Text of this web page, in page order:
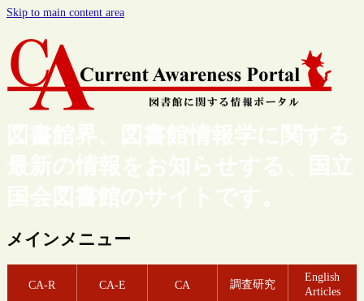
Skip to main content area
図書館界、図書館情報学に関する
最新の情報をお知らせする、国立
国会図書館のサイトです。
メインメニュー
CA-R CA-E CA 調査研究
English
Articles